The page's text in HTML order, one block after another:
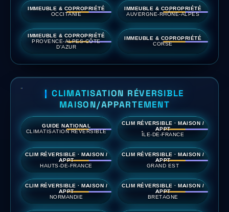
IMMEUBLE & COPROPRIÉTÉ
OCCITANIE
IMMEUBLE & COPROPRIÉTÉ
AUVERGNE-RHÔNE-ALPES
IMMEUBLE & COPROPRIÉTÉ
PROVENCE-ALPES-CÔTE
D'AZUR
IMMEUBLE & COPROPRIÉTÉ
CORSE
CLIMATISATION RÉVERSIBLE
MAISON/APPARTEMENT
GUIDE NATIONAL
CLIMATISATION RÉVERSIBLE
CLIM RÉVERSIBLE · MAISON /
APPT
ÎLE-DE-FRANCE
CLIM RÉVERSIBLE · MAISON /
APPT
HAUTS-DE-FRANCE
CLIM RÉVERSIBLE · MAISON /
APPT
GRAND EST
CLIM RÉVERSIBLE · MAISON /
APPT
NORMANDIE
CLIM RÉVERSIBLE · MAISON /
APPT
BRETAGNE